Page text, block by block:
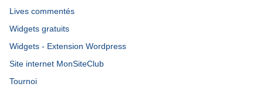
Lives commentés
Widgets gratuits
Widgets - Extension Wordpress
Site internet MonSiteClub
Tournoi